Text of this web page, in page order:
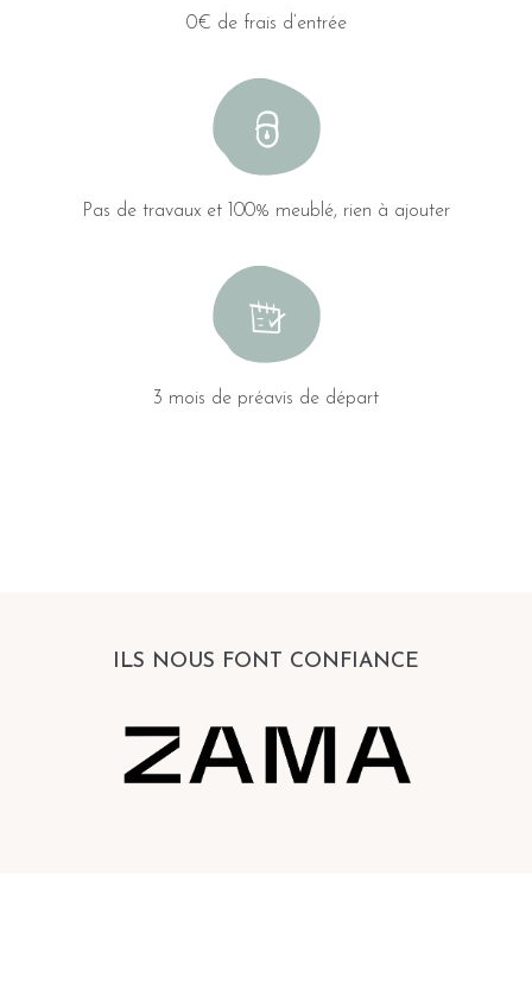
0€ de frais d’entrée
Pas de travaux et 100% meublé, rien à ajouter
3 mois de préavis de départ
ILS NOUS FONT CONFIANCE